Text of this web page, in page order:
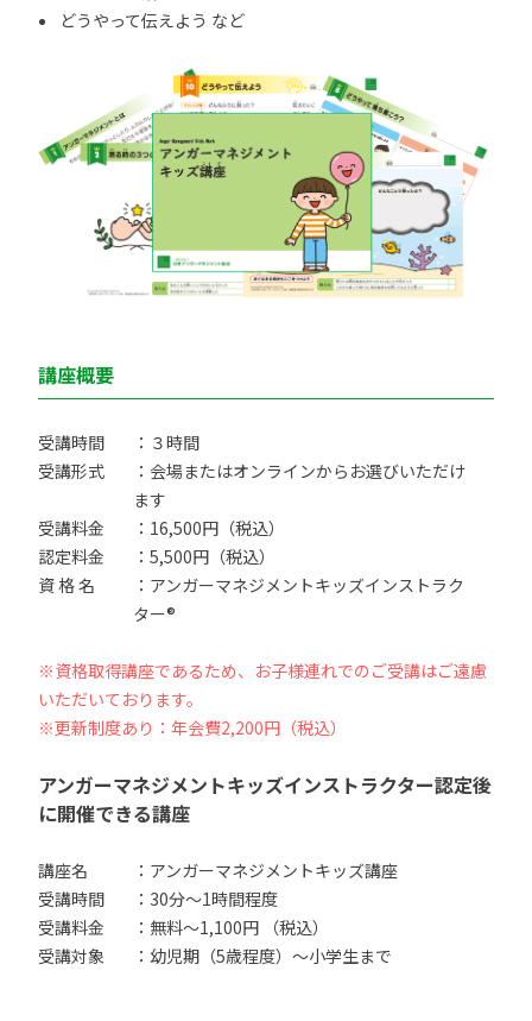
どうやって伝えよう など
講座概要
受講時間
：３時間
受講形式
：会場またはオンラインからお選びいただけ
ます
受講料金
：16,500円（税込）
認定料金
：5,500円（税込）
資 格 名
：アンガーマネジメントキッズインストラク
ター®
※資格取得講座であるため、お子様連れでのご受講はご遠慮
いただいております。
※更新制度あり：年会費2,200円（税込）
アンガーマネジメントキッズインストラクター認定後
に開催できる講座
講座名
：アンガーマネジメントキッズ講座
受講時間
：30分〜1時間程度
受講料金
：無料〜1,100円 （税込）
受講対象
：幼児期（5歳程度）〜小学生まで